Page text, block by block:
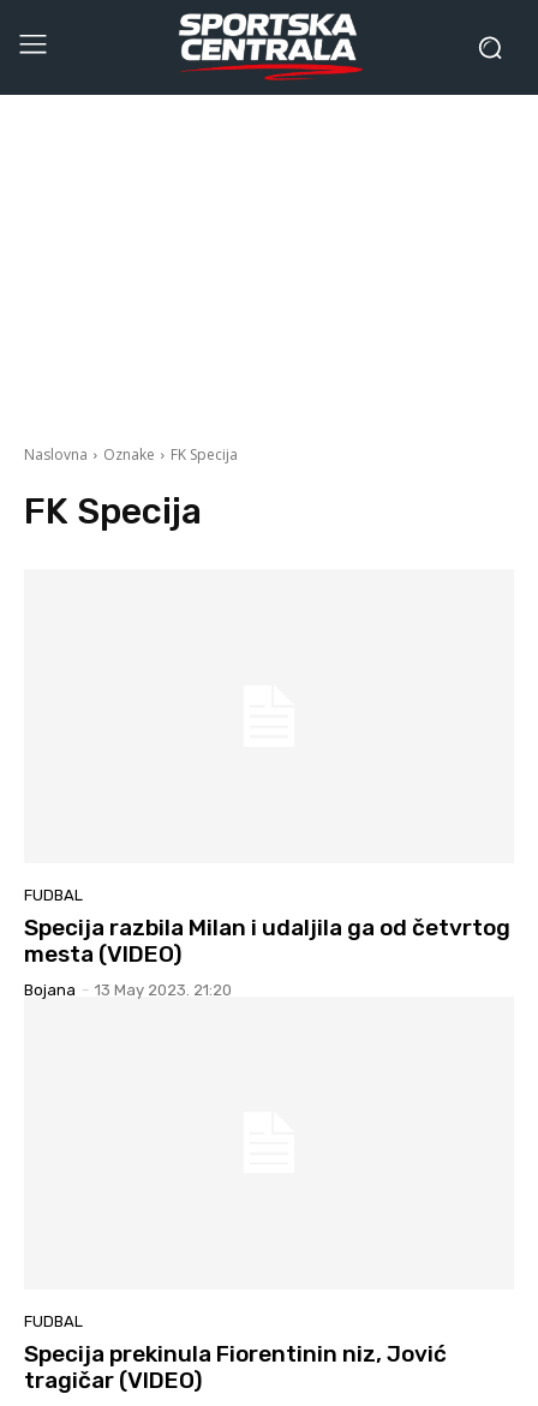
Naslovna Oznake FK Specija
FK Specija
FUDBAL
Specija razbila Milan i udaljila ga od četvrtog
mesta (VIDEO)
Bojana - 13 May 2023. 21:20
FUDBAL
Specija prekinula Fiorentinin niz, Jović
tragičar (VIDEO)